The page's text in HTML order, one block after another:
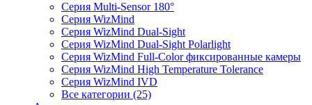
Серия Multi-Sensor 180°
Серия WizMind
Серия WizMind Dual-Sight
Серия WizMind Dual-Sight Polarlight
Серия WizMind Full-Color фиксированные камеры
Серия WizMind High Temperature Tolerance
Серия WizMind IVD
Все категории (25)